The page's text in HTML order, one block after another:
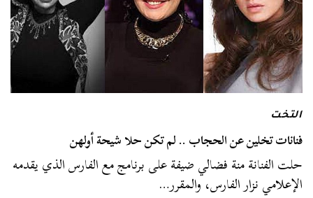
التخت
فنانات تخلين عن الحجاب .. لم تكن حلا شيحة أولهن
حلت الفنانة منة فضالي ضيفة على برنامج مع الفارس الذي يقدمه
الإعلامي نزار الفارس، والمقرر…